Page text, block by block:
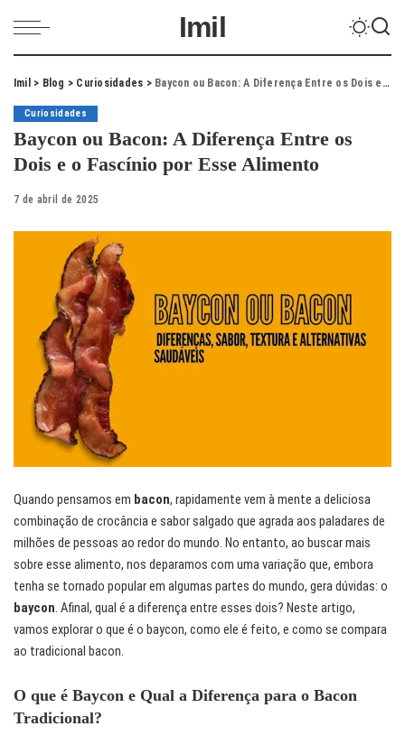
Imil
Imil > Blog > Curiosidades > Baycon ou Bacon: A Diferença Entre os Dois e o Fascínio por Esse Alimento
Curiosidades
Baycon ou Bacon: A Diferença Entre os
Dois e o Fascínio por Esse Alimento
7 de abril de 2025
Quando pensamos em bacon, rapidamente vem à mente a deliciosa
combinação de crocância e sabor salgado que agrada aos paladares de
milhões de pessoas ao redor do mundo. No entanto, ao buscar mais
sobre esse alimento, nos deparamos com uma variação que, embora
tenha se tornado popular em algumas partes do mundo, gera dúvidas: o
baycon. Afinal, qual é a diferença entre esses dois? Neste artigo,
vamos explorar o que é o baycon, como ele é feito, e como se compara
ao tradicional bacon.
O que é Baycon e Qual a Diferença para o Bacon
Tradicional?